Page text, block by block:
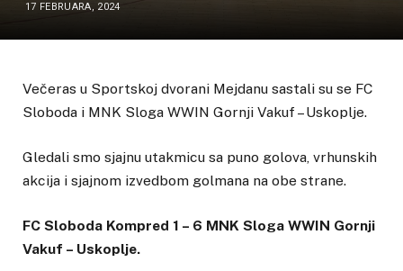
17 FEBRUARA, 2024
Večeras u Sportskoj dvorani Mejdanu sastali su se FC
Sloboda i MNK Sloga WWIN Gornji Vakuf – Uskoplje.
Gledali smo sjajnu utakmicu sa puno golova, vrhunskih
akcija i sjajnom izvedbom golmana na obe strane.
FC Sloboda Kompred 1 – 6 MNK Sloga WWIN Gornji
Vakuf – Uskoplje.